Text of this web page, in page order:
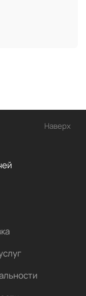
Наверх